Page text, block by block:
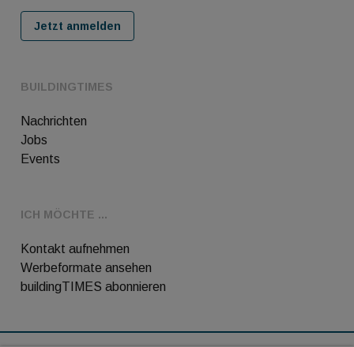
BUILDINGTIMES
Nachrichten
Jobs
Events
ICH MÖCHTE ...
Kontakt aufnehmen
Werbeformate ansehen
buildingTIMES abonnieren
Jetzt anmelden